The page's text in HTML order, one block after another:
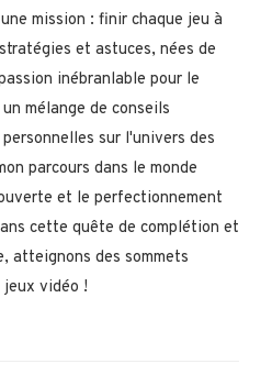
mission : finir chaque jeu à
et astuces, nées de
inébranlable pour le
mélange de conseils
sur l'univers des
parcours dans le monde
et le perfectionnement
cette quête de complétion et
atteignons des sommets
jeux vidéo !